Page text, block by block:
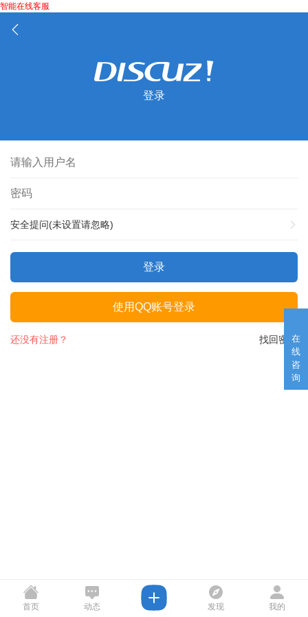
智能在线客服
在
线
咨
询
登录
安全提问(未设置请忽略)
登录
使用QQ账号登录
找回密码
还没有注册？
首页 动态 发现 我的